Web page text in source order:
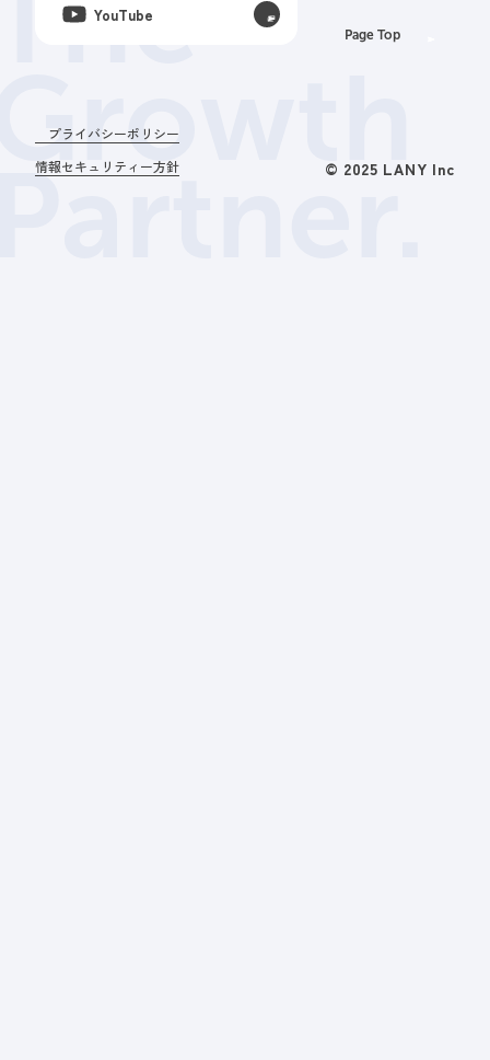
プライバシーポリシー
情報セキュリティー方針
© 2025 LANY Inc
YouTube
Page Top